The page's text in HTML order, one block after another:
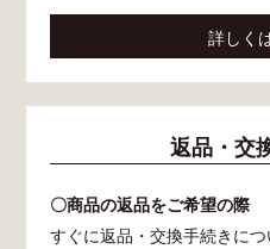
詳しく
返品・交
〇商品の返品をご希望の際
すぐに返品・交換手続きにつ